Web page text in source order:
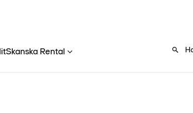
Skanska Rental